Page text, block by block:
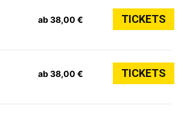
ab 38,00 € TICKETS
ab 38,00 € TICKETS